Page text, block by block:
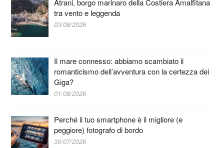
Atrani, borgo marinaro della Costiera Amalfitana
tra vento e leggenda
03/08/2026
Il mare connesso: abbiamo scambiato il
romanticismo dell’avventura con la certezza dei
Giga?
01/08/2026
Perché il tuo smartphone è il migliore (e
peggiore) fotografo di bordo
30/07/2026